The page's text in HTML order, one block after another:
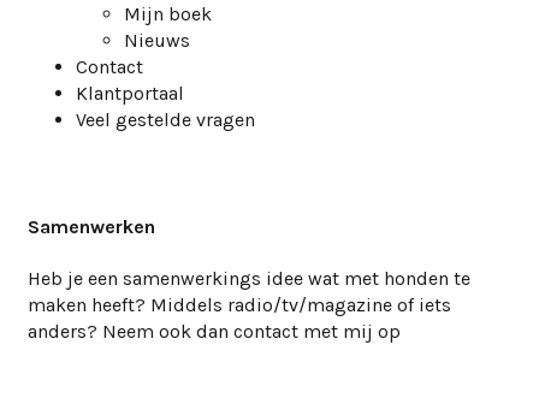
Mijn boek
Nieuws
Contact
Klantportaal
Veel gestelde vragen
Samenwerken
Heb je een samenwerkings idee wat met honden te
maken heeft? Middels radio/tv/magazine of iets
anders? Neem ook dan contact met mij op